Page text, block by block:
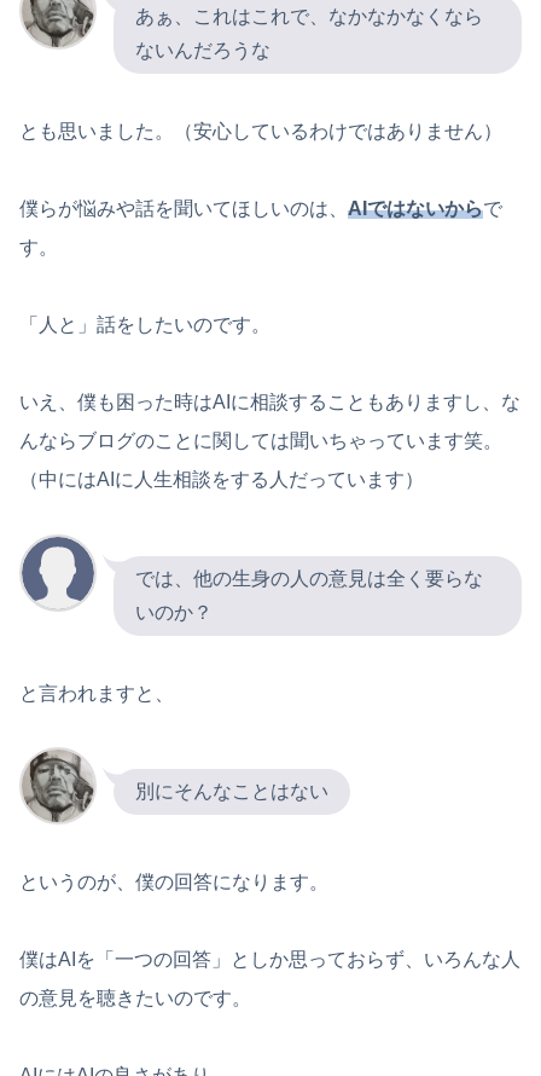
あぁ、これはこれで、なかなかなくなら
ないんだろうな
とも思いました。（安心しているわけではありません）
僕らが悩みや話を聞いてほしいのは、 AIではないからで
す。
「人と」話をしたいのです。
いえ、僕も困った時はAIに相談することもありますし、な
んならブログのことに関しては聞いちゃっています笑。
（中にはAIに人生相談をする人だっています）
では、他の生身の人の意見は全く要らな
いのか？
と言われますと、
別にそんなことはない
というのが、僕の回答になります。
僕はAIを「一つの回答」としか思っておらず、いろんな人
の意見を聴きたいのです。